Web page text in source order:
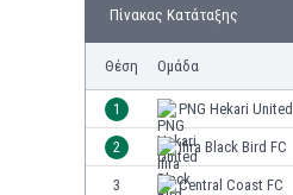
Πίνακας Κατάταξης
Θέση Ομάδα
1 PNG Hekari United
2 Ifira Black Bird FC
3 Central Coast FC